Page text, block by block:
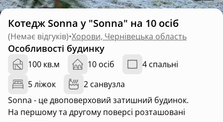
Котедж Sonna у "Sonna" на 10 осіб
(Немає відгуків)•Хорови, Чернівецька область
Особливості будинку
100 кв.м 10 осіб
4 спальні
5 ліжок
2 санвузла
Sonna - це двоповерховий затишний будинок.
На першому та другому поверсі розташовані